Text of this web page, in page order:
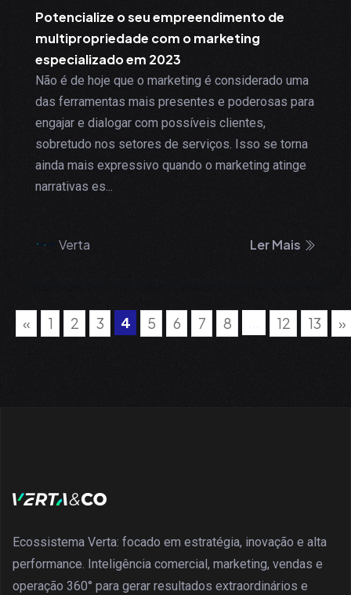
Potencialize o seu empreendimento de
multipropriedade com o marketing
especializado em 2023
Não é de hoje que o marketing é considerado uma
das ferramentas mais presentes e poderosas para
engajar e dialogar com possíveis clientes,
sobretudo nos setores de serviços. Isso se torna
ainda mais expressivo quando o marketing atinge
narrativas es...
Verta Ler Mais
« 1 2 3 4 5 6 7 8 12 13 »
Ecossistema Verta: focado em estratégia, inovação e alta
performance. Inteligência comercial, marketing, vendas e
operação 360° para gerar resultados extraordinários e